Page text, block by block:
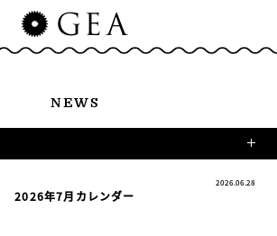
NEWS
2026.06.28
2026年7月カレンダー